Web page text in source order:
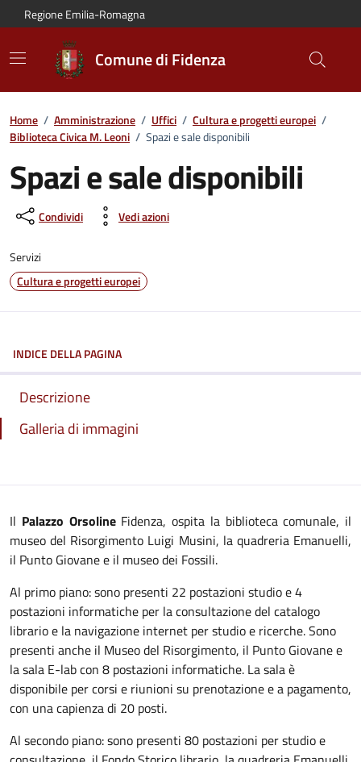
Vai al contenuto principale
Vai alla navigazione del sito
Vai al piede di pagina
Regione Emilia-Romagna
Comune di Fidenza
Home / Amministrazione / Uffici / Cultura e progetti europei /
Biblioteca Civica M. Leoni / Spazi e sale disponibili
Spazi e sale disponibili
Condividi Vedi azioni
Servizi
Cultura e progetti europei
INDICE DELLA PAGINA
Descrizione
Galleria di immagini
Il Palazzo OrsolineFidenza, ospita la biblioteca comunale, il
museo del Risorgimento Luigi Musini, la quadreria Emanuelli,
il Punto Giovane e il museo dei Fossili.
Al primo piano: sono presenti 22 postazioni studio e 4
postazioni informatiche per la consultazione del catalogo
librario e la navigazione internet per studio e ricerche. Sono
presenti anche il Museo del Risorgimento, il Punto Giovane e
la sala E-lab con 8 postazioni informatiche. La sala è
disponibile per corsi e riunioni su prenotazione e a pagamento,
con una capienza di 20 posti.
Al secondo piano: sono presenti 80 postazioni per studio e